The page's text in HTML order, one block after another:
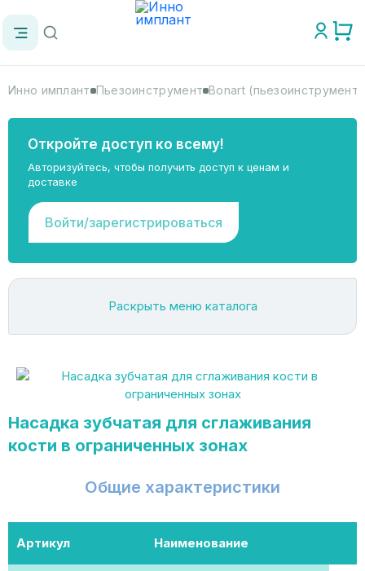
Инно имплант Пьезоинструмент Bonart (пьезоинструмент)
Откройте доступ ко всему!
Авторизуйтесь, чтобы получить доступ к ценам и
доставке
Войти/зарегистрироваться
Раскрыть меню каталога
Насадка зубчатая для сглаживания
кости в ограниченных зонах
Общие характеристики
Артикул Наименование